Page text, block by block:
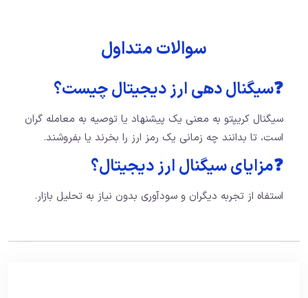
سوالات متداول
❓سیگنال دهی ارز دیجیتال چیست؟
سیگنال کریپتو به معنی یک پیشنهاد یا توصیه به معامله گران
است، تا بدانند چه زمانی یک رمز ارز را بخرند یا بفروشند.
❓مزایای سیگنال ارز دیجیتال؟
استفاه از تجربه دیگران و سودآوری بدون نیاز به تحلیل بازار.